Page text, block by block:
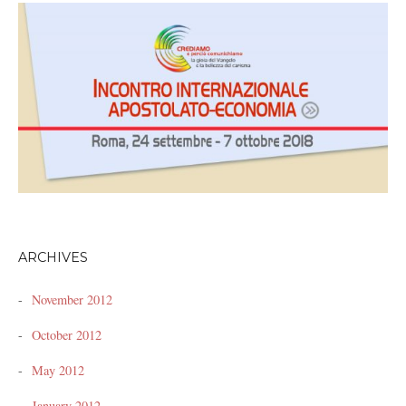
ARCHIVES
November 2012
October 2012
May 2012